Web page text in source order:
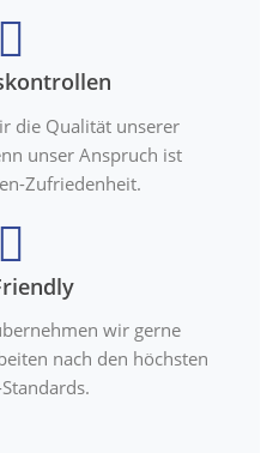
die Qualität unserer
unser Anspruch ist
Zufriedenheit.
wir gerne
nach den höchsten